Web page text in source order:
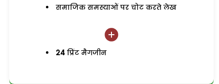
समाजिक समस्याओं पर चोट करते लेख
24 प्रिंट मैगजीन